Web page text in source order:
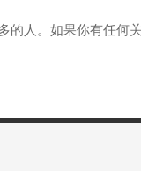
人。如果你有任